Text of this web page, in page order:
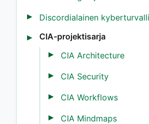
Discordialainen
CIA-projektisarja
CIA Architecture
CIA Security
CIA Workflows
CIA Mindmaps